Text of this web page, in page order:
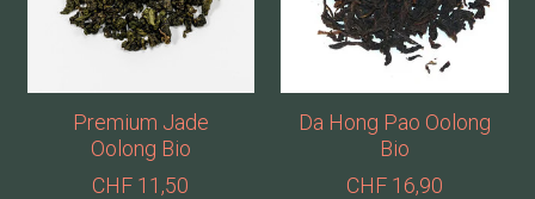
Premium Jade
Oolong Bio
CHF 11,50
Da Hong Pao Oolong
Bio
CHF 16,90